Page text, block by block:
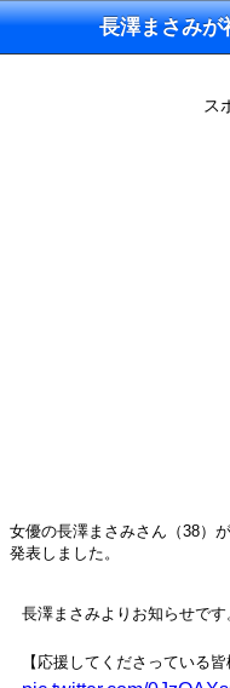
長澤まさみが
ス
女優の長澤まさみさん（38）
発表しました。
長澤まさみよりお知らせです
【応援してくださっている皆